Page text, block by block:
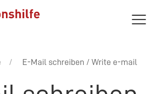
E-Mail schreiben / Write e-mail